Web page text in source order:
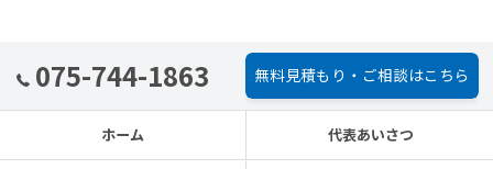
075-744-1863 無料見積もり・ご相談はこちら
ホーム 代表あいさつ